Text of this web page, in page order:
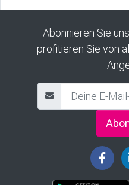
Abonnieren Sie
profitieren Sie von